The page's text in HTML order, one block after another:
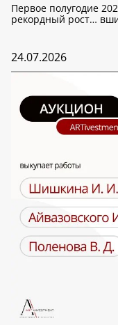
Первое полугодие
рекордный рост…
24.07.2026